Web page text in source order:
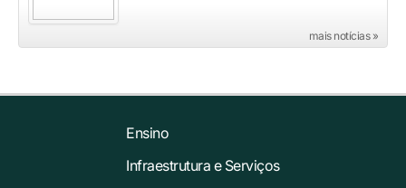
mais notícias »
Ensino
Infraestrutura e Serviços